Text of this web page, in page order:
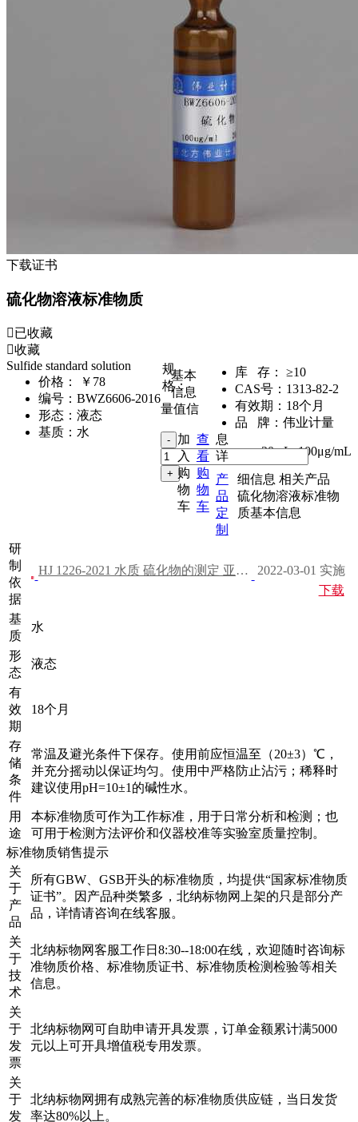
下载证书
硫化物溶液标准物质
已收藏
收藏
Sulfide standard solution
价格：
￥78
编号： BWZ6606-2016
形态： 液态
基质： 水
库 存：
≥10
CAS号： 1313-82-2
有效期： 18个月
品 牌： 伟业计量
规
格：
20mL,100μg/mL
加
入
购
物
车
查
看
购
物
车
产
品
定
制
基本
信息
量值信
息
详
细信息 相关产品
硫化物溶液标准物
质基本信息
研
制
依
据
HJ 1226-2021 水质 硫化物的测定 亚甲基蓝分光光度法
2022-03-01 实施
下载
基
质
水
形
态
液态
有
效
期
18个月
存
储
条
件
常温及避光条件下保存。使用前应恒温至（20±3）℃，
并充分摇动以保证均匀。使用中严格防止沾污；稀释时
建议使用pH=10±1的碱性水。
用
途
本标准物质可作为工作标准，用于日常分析和检测；也
可用于检测方法评价和仪器校准等实验室质量控制。
标准物质销售提示
关
于
产
品
所有GBW、GSB开头的标准物质，均提供“国家标准物质
证书”。因产品种类繁多，北纳标物网上架的只是部分产
品，详情请咨询在线客服。
关
于
技
术
北纳标物网客服工作日8:30--18:00在线，欢迎随时咨询标
准物质价格、标准物质证书、标准物质检测检验等相关
信息。
关
于
发
票
北纳标物网可自助申请开具发票，订单金额累计满5000
元以上可开具增值税专用发票。
关
于
发
北纳标物网拥有成熟完善的标准物质供应链，当日发货
率达80%以上。